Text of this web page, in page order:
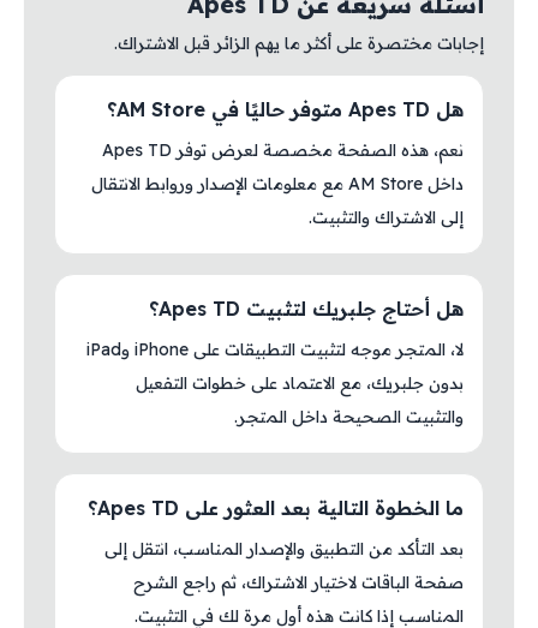
إجابات مختصرة على أكثر ما يهم الزائر قبل الاشتراك.
هل Apes TD متوفر حاليًا في AM Store؟
نعم، هذه الصفحة مخصصة لعرض توفر Apes TD
داخل AM Store مع معلومات الإصدار وروابط الانتقال
إلى الاشتراك والتثبيت.
هل أحتاج جلبريك لتثبيت Apes TD؟
لا، المتجر موجه لتثبيت التطبيقات على iPhone وiPad
بدون جلبريك، مع الاعتماد على خطوات التفعيل
والتثبيت الصحيحة داخل المتجر.
ما الخطوة التالية بعد العثور على Apes TD؟
بعد التأكد من التطبيق والإصدار المناسب، انتقل إلى
صفحة الباقات لاختيار الاشتراك، ثم راجع الشرح
المناسب إذا كانت هذه أول مرة لك في التثبيت.